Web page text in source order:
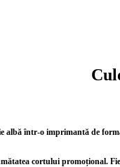
albă într-o imprimantă de
cortului promoțional.